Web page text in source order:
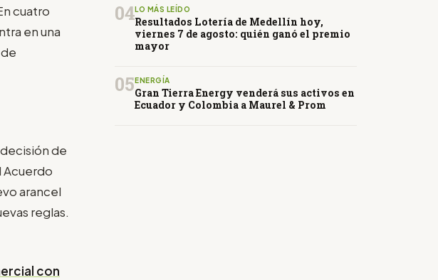
cuatro
en una
de
Acuerdo
arancel
reglas.
con
04LO MÁS LEÍDO
Resultados Lotería de Medellín hoy,
viernes 7 de agosto: quién ganó el premio
mayor
05 ENERGÍA
Gran Tierra Energy venderá sus activos en
Ecuador y Colombia a Maurel & Prom